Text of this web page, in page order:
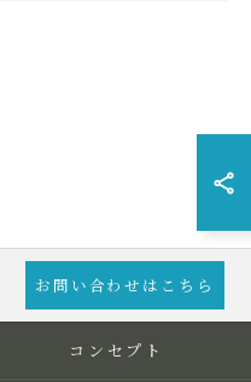
お問い合わせはこちら
コンセプト